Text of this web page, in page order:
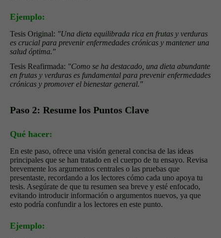
Ejemplo:
Tesis Original: "Una dieta equilibrada rica en frutas y verduras
es crucial para prevenir enfermedades crónicas y mantener una
salud óptima."
Tesis Reafirmada: "Como se ha destacado, una dieta abundante
en frutas y verduras es fundamental para prevenir enfermedades
crónicas y promover el bienestar general."
Paso 2: Resume los Puntos Clave
Qué hacer:
En este paso, ofrece una visión general concisa de las ideas
principales que se han tratado en el cuerpo de tu ensayo. Revisa
brevemente los argumentos centrales o las pruebas que
presentaste, recordando a los lectores cómo cada uno apoya tu
tesis. Asegúrate de que tu resumen sea breve y esté enfocado,
evitando introducir información o argumentos nuevos, ya que
esto podría confundir a los lectores en este punto.
Ejemplo: